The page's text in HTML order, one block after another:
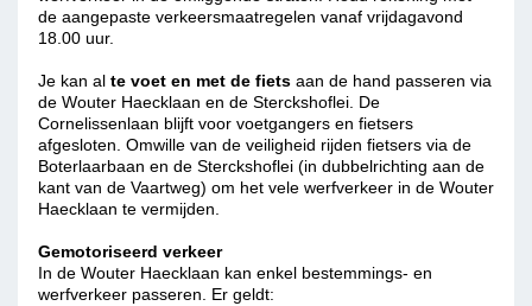
de aangepaste verkeersmaatregelen vanaf vrijdagavond
18.00 uur.
Je kan al te voet en met de fietsaan de hand passeren via
de Wouter Haecklaan en de Sterckshoflei. De
Cornelissenlaan blijft voor voetgangers en fietsers
afgesloten. Omwille van de veiligheid rijden fietsers via de
Boterlaarbaan en de Sterckshoflei (in dubbelrichting aan de
kant van de Vaartweg) om het vele werfverkeer in de Wouter
Haecklaan te vermijden.
Gemotoriseerd verkeer
In de Wouter Haecklaan kan enkel bestemmings- en
werfverkeer passeren. Er geldt: